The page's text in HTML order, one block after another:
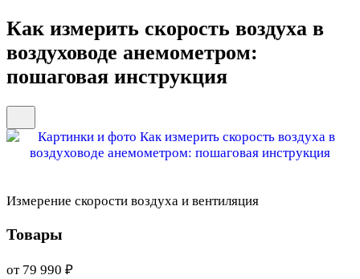
Как измерить скорость воздуха в
воздуховоде анемометром:
пошаговая инструкция
Измерение скорости воздуха и вентиляция
Товары
от 79 990 ₽